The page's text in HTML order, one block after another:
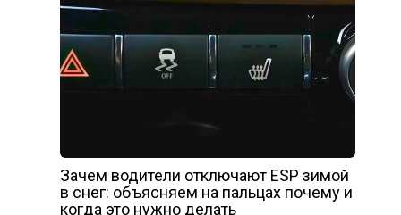
Зачем водители отключают ESP зимой
в снег: объясняем на пальцах почему и
когда это нужно делать